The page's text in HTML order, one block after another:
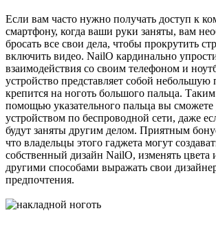
Если вам часто нужно получать доступ к
смартфону, когда ваши руки заняты, вам
бросать все свои дела, чтобы прокрутить
включить видео. NailO кардинально
взаимодействия со своим телефоном и
устройство представляет собой небольшую
крепится на ноготь большого пальца.
помощью указательного пальца вы сможете
устройством по беспроводной сети, даже
будут заняты другим делом. Приятным
что владельцы этого гаджета могут
собственный дизайн NailO, изменять цвета
другими способами выражать свои
предпочтения.